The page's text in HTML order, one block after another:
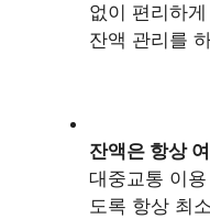
없이 편리하
잔액 관리를
잔액은 항상
대중교통 이
도록 항상 최